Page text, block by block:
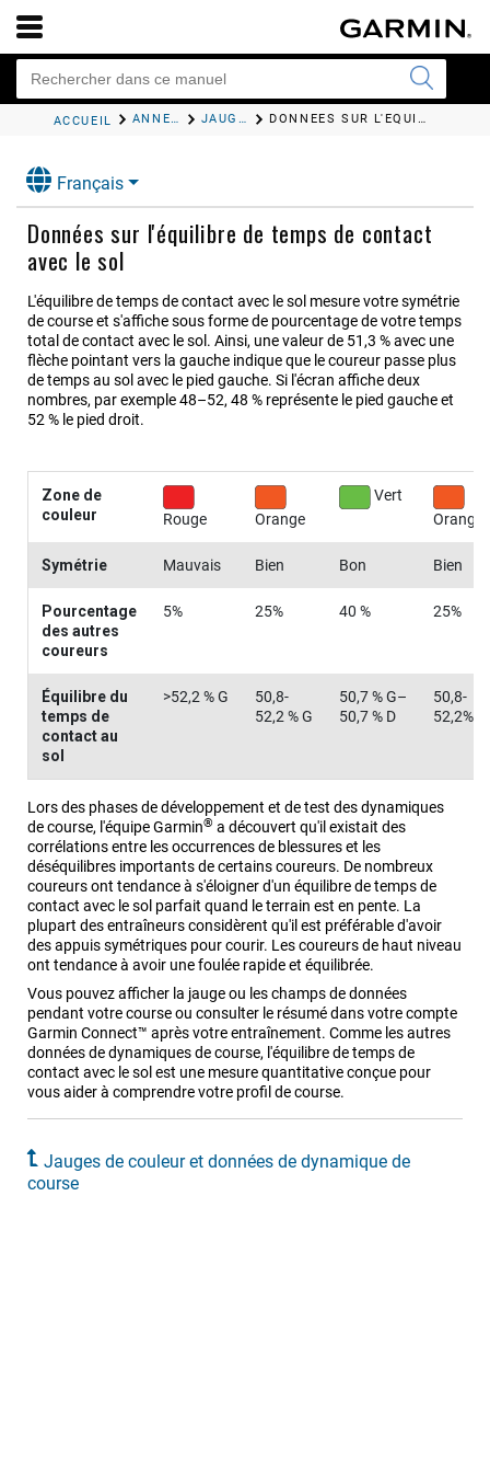
ACCUEIL ANNEXES JAUGES DE COULEUR ET DONNÉES DE DYNAMIQUE DE COURSE DONNÉES SUR L'ÉQUILIBRE DE TEMPS DE CONTACT AVEC LE SOL
Français
Données sur l'équilibre de temps de contact
avec le sol
L'équilibre de temps de contact avec le sol mesure votre symétrie
de course et s'affiche sous forme de pourcentage de votre temps
total de contact avec le sol. Ainsi, une valeur de 51,3 % avec une
flèche pointant vers la gauche indique que le coureur passe plus
de temps au sol avec le pied gauche. Si l'écran affiche deux
nombres, par exemple 48–52, 48 % représente le pied gauche et
52 % le pied droit.
Zone de
couleur
Rouge Orange
Vert
Orange
Symétrie Mauvais Bien Bon Bien
Pourcentage
des autres
coureurs
5% 25% 40 % 25%
Équilibre du
temps de
contact au
sol
>52,2 % G
50,8-
52,2 % G
50,7 % G–
50,7 % D
50,8-
52,2% D
Lors des phases de développement et de test des dynamiques
de course, l'équipe Garmin® a découvert qu'il existait des
corrélations entre les occurrences de blessures et les
déséquilibres importants de certains coureurs. De nombreux
coureurs ont tendance à s'éloigner d'un équilibre de temps de
contact avec le sol parfait quand le terrain est en pente. La
plupart des entraîneurs considèrent qu'il est préférable d'avoir
des appuis symétriques pour courir. Les coureurs de haut niveau
ont tendance à avoir une foulée rapide et équilibrée.
Vous pouvez afficher la jauge ou les champs de données
pendant votre course ou consulter le résumé dans votre compte
Garmin Connect™ après votre entraînement. Comme les autres
données de dynamiques de course, l'équilibre de temps de
contact avec le sol est une mesure quantitative conçue pour
vous aider à comprendre votre profil de course.
Jauges de couleur et données de dynamique de
course